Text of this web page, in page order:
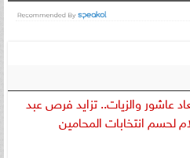
عاشور والزيات.. تزايد فرص عبد
لحسم انتخابات المحامين